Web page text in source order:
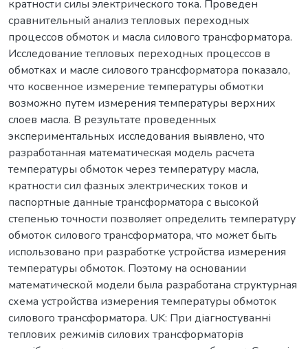
кратности силы электрического тока. Проведен
сравнительный анализ тепловых переходных
процессов обмоток и масла силового трансформатора.
Исследование тепловых переходных процессов в
обмотках и масле силового трансформатора показало,
что косвенное измерение температуры обмотки
возможно путем измерения температуры верхних
слоев масла. В результате проведенных
экспериментальных исследования выявлено, что
разработанная математическая модель расчета
температуры обмоток через температуру масла,
кратности сил фазных электрических токов и
паспортные данные трансформатора с высокой
степенью точности позволяет определить температуру
обмоток силового трансформатора, что может быть
использовано при разработке устройства измерения
температуры обмоток. Поэтому на основании
математической модели была разработана структурная
схема устройства измерения температуры обмоток
силового трансформатора. UK: При діагностуванні
теплових режимів силових трансформаторів